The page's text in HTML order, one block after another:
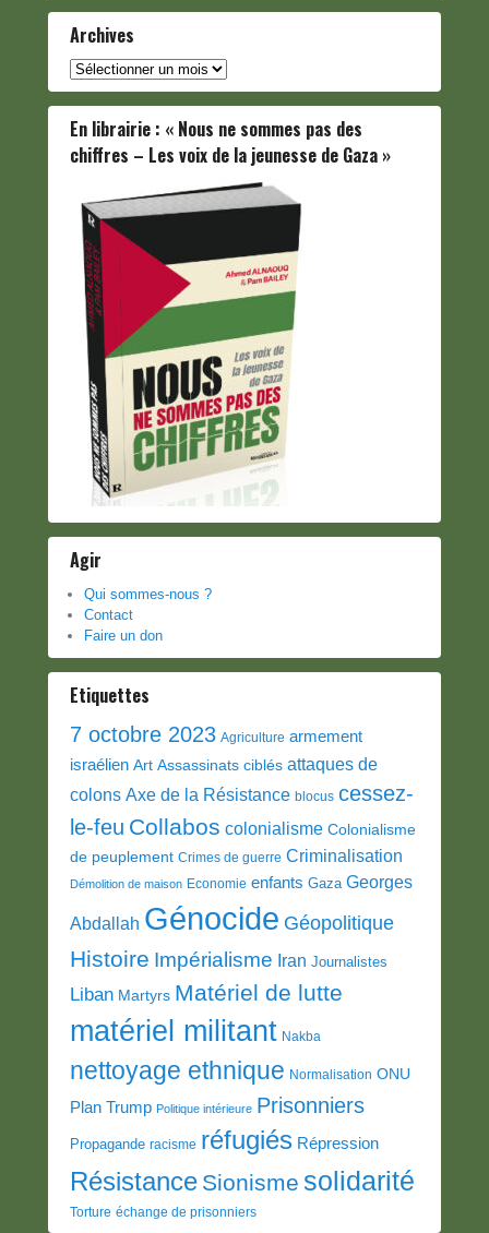
Archives
Archives
En librairie : « Nous ne sommes pas des
chiffres – Les voix de la jeunesse de Gaza »
Agir
Qui sommes-nous ?
Contact
Faire un don
Etiquettes
7 octobre 2023 Agriculture armement
israélien Art Assassinats ciblés attaques de
colons Axe de la Résistance blocus cessez-
le-feu Collabos colonialisme Colonialisme
de peuplement Crimes de guerre Criminalisation
Démolition de maison Economie enfants Gaza Georges
Abdallah Génocide Géopolitique
Histoire Impérialisme Iran Journalistes
Liban Martyrs Matériel de lutte
matériel militant Nakba
nettoyage ethnique Normalisation ONU
Plan Trump Politique intérieure Prisonniers
Propagande racisme réfugiés Répression
Résistance Sionisme solidarité
Torture échange de prisonniers